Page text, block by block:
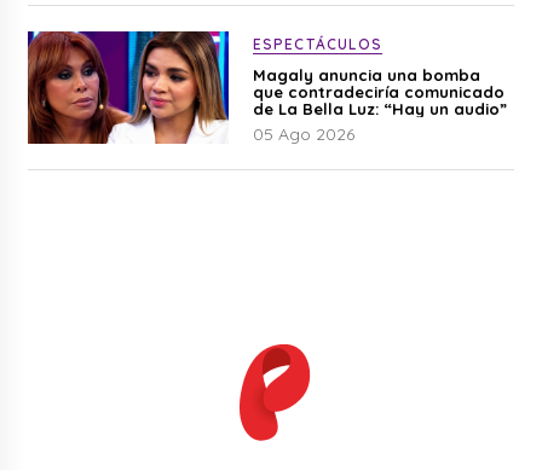
ESPECTÁCULOS
Magaly anuncia una bomba
que contradeciría comunicado
de La Bella Luz: “Hay un audio”
05 Ago 2026